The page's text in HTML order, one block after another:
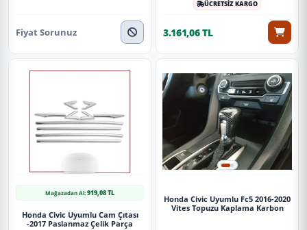
Fiyat Sorunuz
ÜCRETSİZ KARGO
3.161,06 TL
Mağazadan Al:919,08 TL
Honda Civic Uyumlu Cam Çıtası
-2017 Paslanmaz Çelik Parça
Honda Civic Uyumlu Fc5 2016-2020
Vites Topuzu Kaplama Karbon